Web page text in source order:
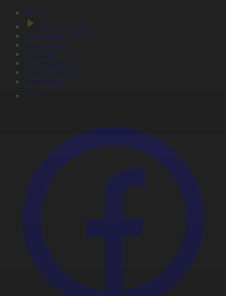
Басты
Тікелей эфир
Бағдарлама кестесі
Жаңалықтар
Жобалар
Телехикаялар
Мультсериалдар
Видеоархив